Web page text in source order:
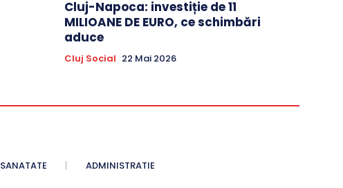
Cluj-Napoca: investiție de 11
MILIOANE DE EURO, ce schimbări
aduce
Cluj Social 22 Mai 2026
SANATATE ADMINISTRATIE